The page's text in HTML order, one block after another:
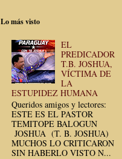
Lo más visto
EL
PREDICADOR
T.B. JOSHUA,
VÍCTIMA DE
LA
ESTUPIDEZ HUMANA
Queridos amigos y lectores:
ESTE ES EL PASTOR
TEMITOPE BALOGUN
JOSHUA (T. B. JOSHUA)
MUCHOS LO CRITICARON
SIN HABERLO VISTO N...